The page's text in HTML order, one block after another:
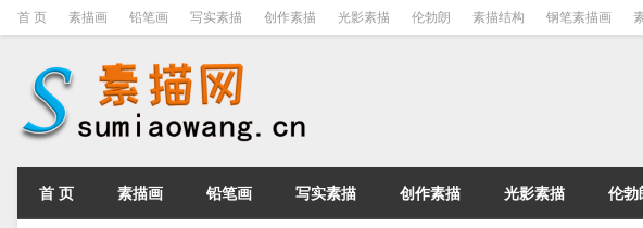
首 页 素描画 铅笔画 写实素描 创作素描 光影素描 伦勃朗 素描结构 钢笔素描画
首 页 素描画 铅笔画 写实素描 创作素描 光影素描 伦勃